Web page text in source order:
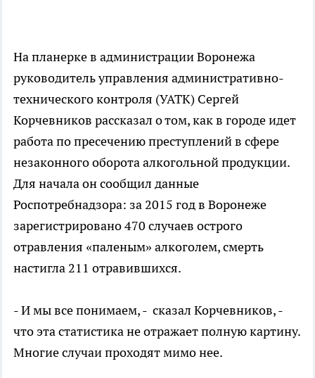
На планерке в администрации Воронежа
руководитель управления административно-
технического контроля (УАТК) Сергей
Корчевников рассказал о том, как в городе идет
работа по пресечению преступлений в сфере
незаконного оборота алкогольной продукции.
Для начала он сообщил данные
Роспотребнадзора: за 2015 год в Воронеже
зарегистрировано 470 случаев острого
отравления «паленым» алкоголем, смерть
настигла 211 отравившихся.
- И мы все понимаем, - сказал Корчевников, -
что эта статистика не отражает полную картину.
Многие случаи проходят мимо нее.